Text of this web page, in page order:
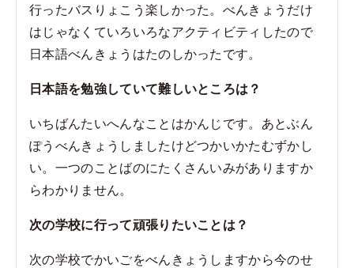
行ったバスりょこう楽しかった。べんきょうだけ
はじゃなくていろいろなアクティビティしたので
日本語べんきょうはたのしかったです。
日本語を勉強していて難しいところは？
いちばんたいへんなことはかんじです。あとぶん
ぽうべんきょうしましたけどつかいかたむずかし
い。一つのことばのにたくさんいみがありますか
らわかりません。
次の学校に行って頑張りたいことは？
次の学校でかいごをべんきょうしますから今のせ